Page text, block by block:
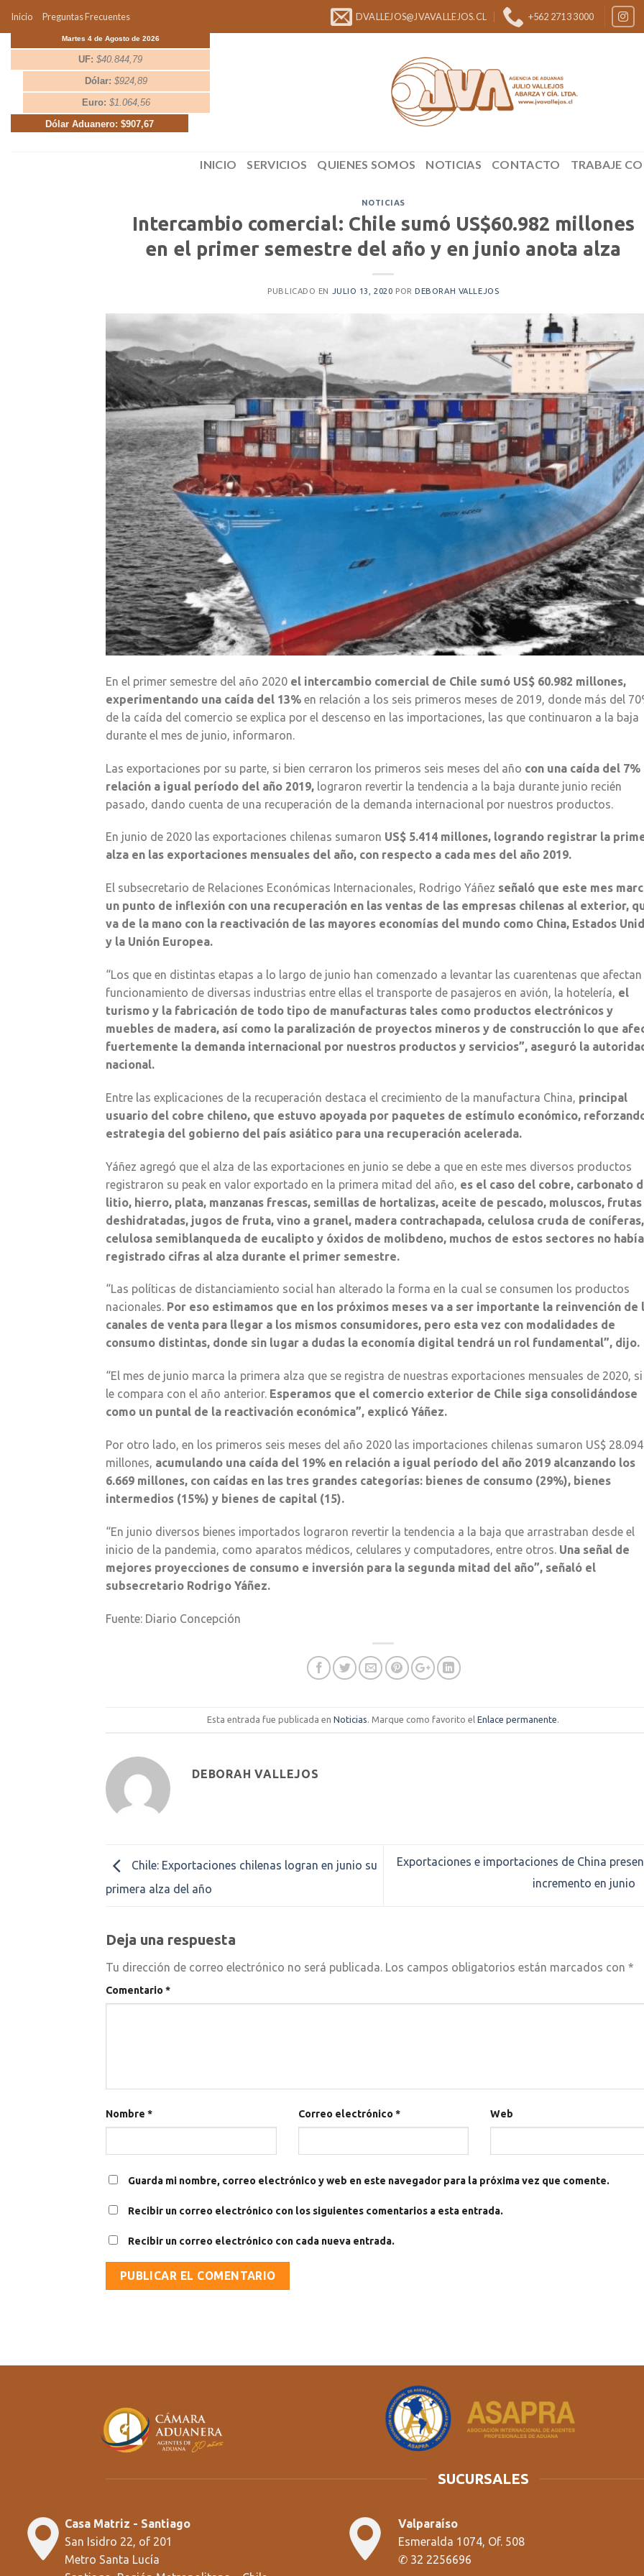
Inicio Preguntas Frecuentes DVALLEJOS@JVAVALLEJOS.CL +562 2713 3000
Martes 4 de Agosto de 2026
UF: $40.844,79
Dólar: $924,89
Euro: $1.064,56
Dólar Aduanero: $907,67
INICIO SERVICIOS QUIENES SOMOS NOTICIAS CONTACTO TRABAJE
NOTICIAS
Intercambio comercial: Chile sumó US$60.982 millones
en el primer semestre del año y en junio anota alza
PUBLICADO EN JULIO 13, 2020 PORDEBORAH VALLEJOS
En el primer semestre del año 2020 el intercambio comercial de Chile sumó US$ 60.982 millones,
experimentando una caída del 13% en relación a los seis primeros meses de 2019, donde más del
de la caída del comercio se explica por el descenso en las importaciones, las que continuaron a la baja
durante el mes de junio, informaron.
Las exportaciones por su parte, si bien cerraron los primeros seis meses del año con una caída del 7%
relación a igual período del año 2019, lograron revertir la tendencia a la baja durante junio recién
pasado, dando cuenta de una recuperación de la demanda internacional por nuestros productos.
En junio de 2020 las exportaciones chilenas sumaron US$ 5.414 millones, logrando registrar la
alza en las exportaciones mensuales del año, con respecto a cada mes del año 2019.
El subsecretario de Relaciones Económicas Internacionales, Rodrigo Yáñez señaló que este mes
un punto de inflexión con una recuperación en las ventas de las empresas chilenas al exterior,
va de la mano con la reactivación de las mayores economías del mundo como China, Estados
y la Unión Europea.
“Los que en distintas etapas a lo largo de junio han comenzado a levantar las cuarentenas que afectan
funcionamiento de diversas industrias entre ellas el transporte de pasajeros en avión, la hotelería, el
turismo y la fabricación de todo tipo de manufacturas tales como productos electrónicos y
muebles de madera, así como la paralización de proyectos mineros y de construcción lo que
fuertemente la demanda internacional por nuestros productos y servicios”, aseguró la
nacional.
Entre las explicaciones de la recuperación destaca el crecimiento de la manufactura China, principal
usuario del cobre chileno, que estuvo apoyada por paquetes de estímulo económico,
estrategia del gobierno del país asiático para una recuperación acelerada.
Yáñez agregó que el alza de las exportaciones en junio se debe a que en este mes diversos productos
registraron su peak en valor exportado en la primera mitad del año, es el caso del cobre, carbonato
litio, hierro, plata, manzanas frescas, semillas de hortalizas, aceite de pescado, moluscos, frutas
deshidratadas, jugos de fruta, vino a granel, madera contrachapada, celulosa cruda de coníferas,
celulosa semiblanqueda de eucalipto y óxidos de molibdeno, muchos de estos sectores no
registrado cifras al alza durante el primer semestre.
“Las políticas de distanciamiento social han alterado la forma en la cual se consumen los productos
nacionales. Por eso estimamos que en los próximos meses va a ser importante la reinvención de
canales de venta para llegar a los mismos consumidores, pero esta vez con modalidades de
consumo distintas, donde sin lugar a dudas la economía digital tendrá un rol fundamental”, dijo.
“El mes de junio marca la primera alza que se registra de nuestras exportaciones mensuales de 2020, si
le compara con el año anterior. Esperamos que el comercio exterior de Chile siga consolidándose
como un puntal de la reactivación económica”, explicó Yáñez.
Por otro lado, en los primeros seis meses del año 2020 las importaciones chilenas sumaron US$ 28.094
millones, acumulando una caída del 19% en relación a igual período del año 2019 alcanzando los
6.669 millones, con caídas en las tres grandes categorías: bienes de consumo (29%), bienes
intermedios (15%) y bienes de capital (15).
“En junio diversos bienes importados lograron revertir la tendencia a la baja que arrastraban desde el
inicio de la pandemia, como aparatos médicos, celulares y computadores, entre otros. Una señal de
mejores proyecciones de consumo e inversión para la segunda mitad del año”, señaló el
subsecretario Rodrigo Yáñez.
Fuente: Diario Concepción
Esta entrada fue publicada enNoticias. Marque como favorito elEnlace permanente.
DEBORAH VALLEJOS
Chile: Exportaciones chilenas logran en junio su
primera alza del año
Exportaciones e importaciones de China
incremento en junio
Deja una respuesta
Tu dirección de correo electrónico no será publicada. Los campos obligatorios están marcados con *
Comentario*
Nombre * Correo electrónico* Web
Guarda mi nombre, correo electrónico y web en este navegador para la próxima vez que comente.
Recibir un correo electrónico con los siguientes comentarios a esta entrada.
Recibir un correo electrónico con cada nueva entrada.
SUCURSALES
Casa Matriz - Santiago
San Isidro 22, of 201
Metro Santa Lucía
Valparaíso
Esmeralda 1074, Of. 508
✆ 32 2256696